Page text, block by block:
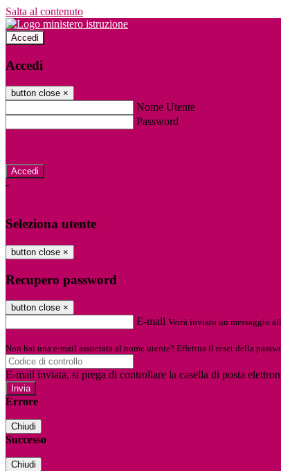
Salta al contenuto
Accedi
Accedi
button close ×
Nome Utente
Password
-
Seleziona utente
button close ×
Recupero password
button close ×
E-mail Verrà inviato un messaggio
Non hai una e-mail associata al nome utente? Effettua il reset della
E-mail inviata, si prega di controllare la casella di posta
Errore
Chiudi
Successo
Chiudi